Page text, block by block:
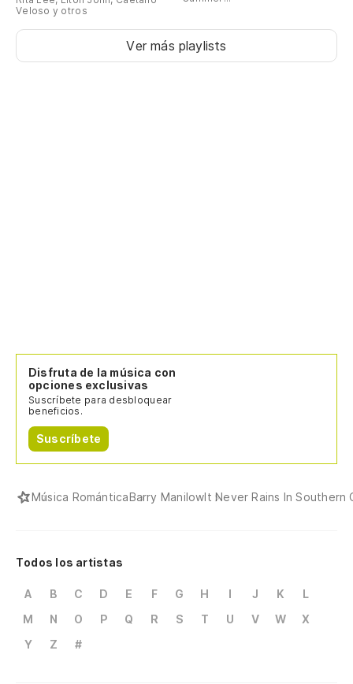
Veloso y otros
Ver más playlists
Disfruta de la música con
opciones exclusivas
Suscríbete para desbloquear
beneficios.
Suscríbete
Música RománticaBarry ManilowIt Never Rains In Southern
Todos los artistas
A B C D E F G H I J K
L
M
N O P Q R S T U V W
X
Y
Z #